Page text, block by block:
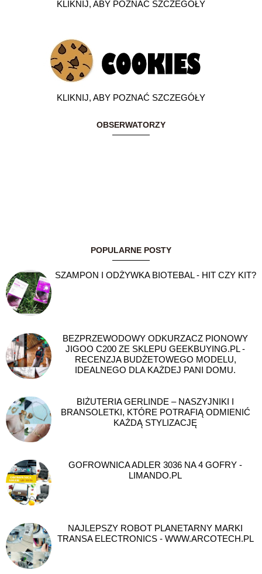
KLIKNIJ, ABY POZNAĆ SZCZEGÓŁY
KLIKNIJ, ABY POZNAĆ SZCZEGÓŁY
OBSERWATORZY
POPULARNE POSTY
SZAMPON I ODŻYWKA BIOTEBAL - HIT CZY KIT?
BEZPRZEWODOWY ODKURZACZ PIONOWY
JIGOO C200 ZE SKLEPU GEEKBUYING.PL -
RECENZJA BUDŻETOWEGO MODELU,
IDEALNEGO DLA KAŻDEJ PANI DOMU.
BIŻUTERIA GERLINDE – NASZYJNIKI I
BRANSOLETKI, KTÓRE POTRAFIĄ ODMIENIĆ
KAŻDĄ STYLIZACJĘ
GOFROWNICA ADLER 3036 NA 4 GOFRY -
LIMANDO.PL
NAJLEPSZY ROBOT PLANETARNY MARKI
TRANSA ELECTRONICS - WWW.ARCOTECH.PL